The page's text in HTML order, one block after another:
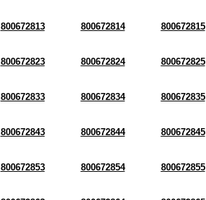
800672813 800672814 800672815
800672823 800672824 800672825
800672833 800672834 800672835
800672843 800672844 800672845
800672853 800672854 800672855